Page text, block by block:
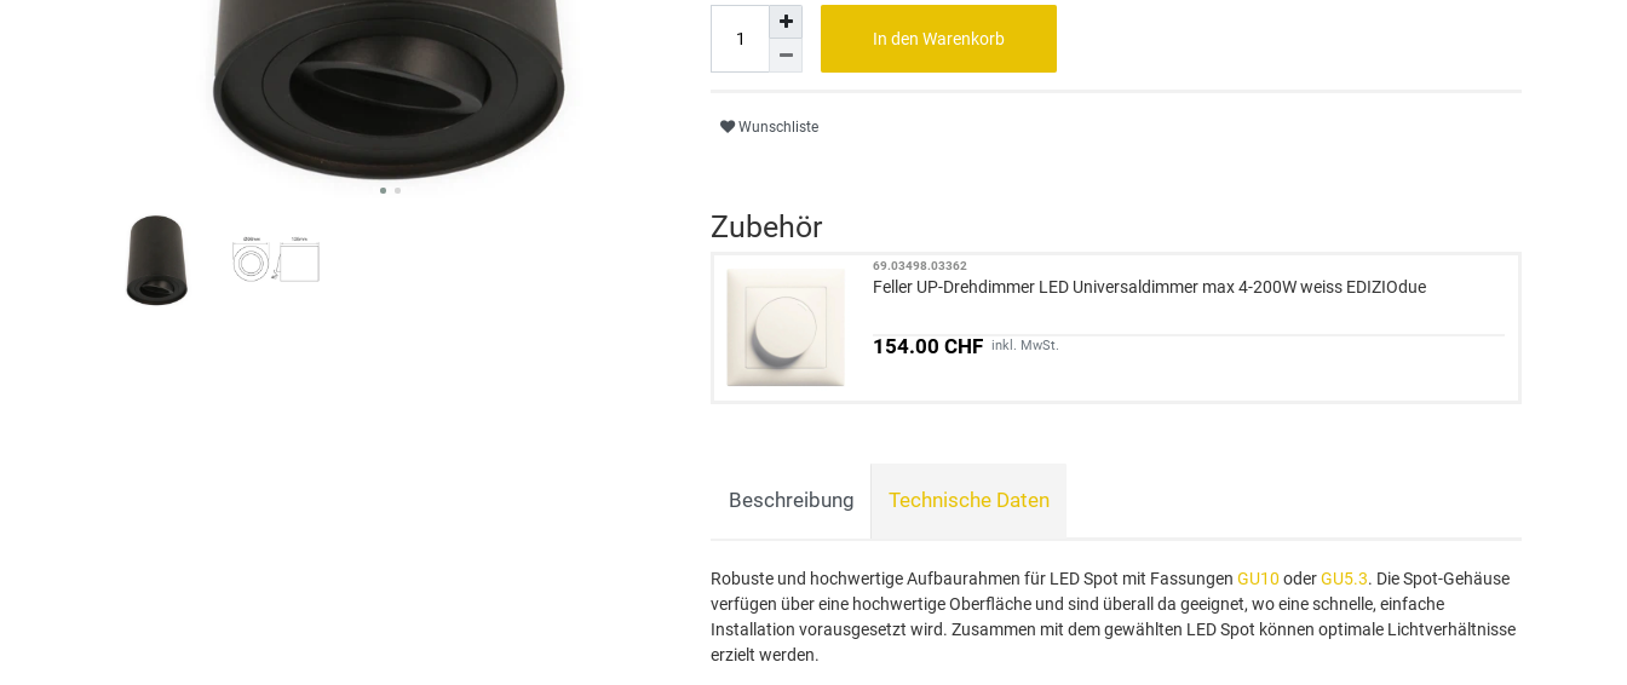
In den Warenkorb
Wunschliste
Zubehör
69.03498.03362
Feller UP-Drehdimmer LED Universaldimmer max 4-200W weiss EDIZIOdue
154.00 CHF inkl. MwSt.
Beschreibung Technische Daten
Robuste und hochwertige Aufbaurahmen für LED Spot mit Fassungen GU10 oderGU5.3. Die Spot-Gehäuse
verfügen über eine hochwertige Oberfläche und sind überall da geeignet, wo eine schnelle, einfache
Installation vorausgesetzt wird. Zusammen mit dem gewählten LED Spot können optimale Lichtverhältnisse
erzielt werden.